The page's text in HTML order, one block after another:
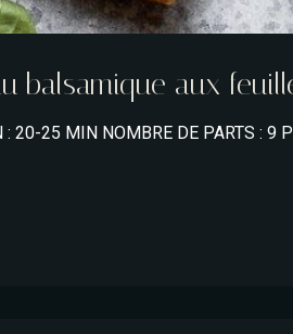
balsamique aux
20-25 MIN NOMBRE DE PARTS : 9